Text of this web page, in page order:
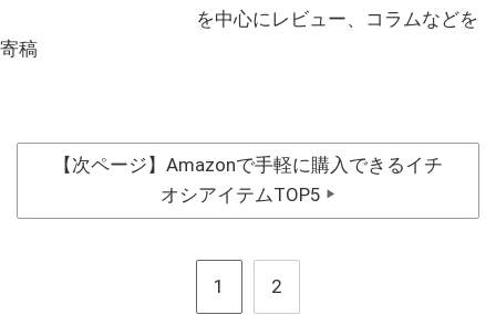
を中心にレビュー、コラムなどを
寄稿
【次ページ】Amazonで手軽に購入できるイチ
オシアイテムTOP5
▶
1 2